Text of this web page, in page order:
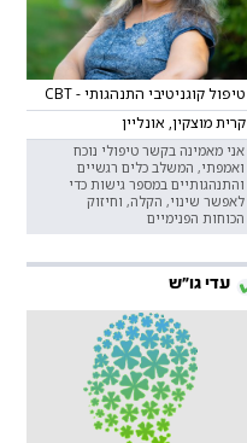
טיפול קוגניטיבי התנהגותי - CBT
קרית מוצקין, אונליין
אני מאמינה בקשר טיפולי נוכח
ואמפתי, המשלב כלים רגשיים
והתנהגותיים במספר גישות כדי
לאפשר שינוי, הקלה, וחיזוק
הכוחות הפנימיים
עדי גו"ש